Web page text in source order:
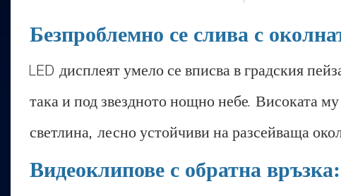
Безпроблемно се слива с
LED дисплеят умело се вписва в градския
така и под звездното нощно небе. Високата
светлина, лесно устойчиви на разсейваща
Видеоклипове с обратна